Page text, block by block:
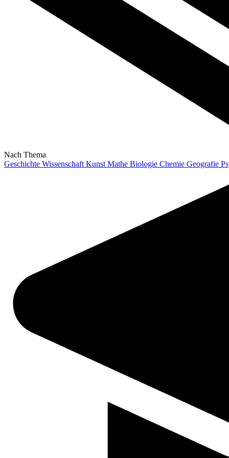
Nach Thema
Geschichte Wissenschaft Kunst Mathe Biologie Chemie Geografie